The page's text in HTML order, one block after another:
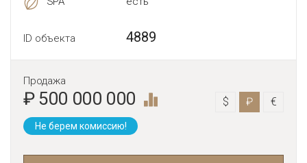
ID объекта 4889
Продажа
₽ 500 000 000 $ ₽ €
Не берем комиссию!